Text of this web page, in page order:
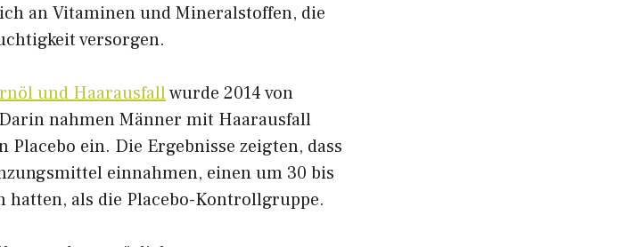
an Vitaminen und Mineralstoffen, die
versorgen.
und Haarausfallwurde 2014 von
nahmen Männer mit Haarausfall
ein. Die Ergebnisse zeigten, dass
einnahmen, einen um 30 bis
hatten, als die Placebo-Kontrollgruppe.